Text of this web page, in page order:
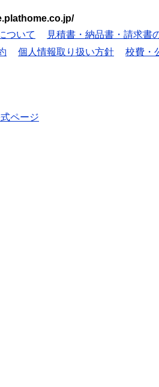
ついて 見積書・納品書・請求書
個人情報取り扱い方針 校費・
ページ